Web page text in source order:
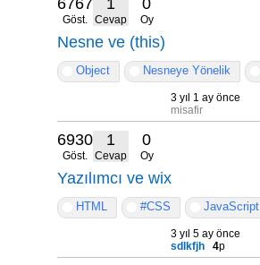
Göst. Cevap Oy
Nesne ve (this)
Object Nesneye Yönelik
3 yıl 1 ay önce
misafir
6930
Göst.
1
Cevap
0
Oy
Yazılımcı ve wix
HTML #CSS JavaScript
3 yıl 5 ay önce
sdlkfjh
4p